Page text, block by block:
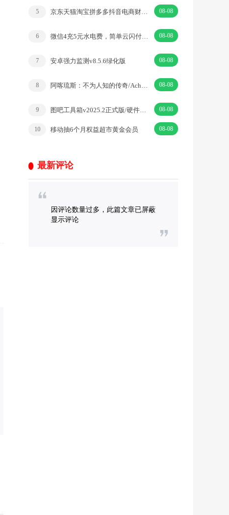
5 京东天猫淘宝拼多多抖音电商财务对账实操 08-08
6 微信4充5元水电费，简单云闪付付款立减1元活动 08-08
7 安卓强力监测v8.5.6绿化版 08-08
8 阿喀琉斯：不为人知的传奇/Achilles: Legends Untold 08-08
9 图吧工具箱v2025.2正式版/硬件检测工具集合 08-08
10 移动抽6个月权益超市黄金会员 08-08
最新评论
因评论数量过多，此篇文章已屏蔽
显示评论